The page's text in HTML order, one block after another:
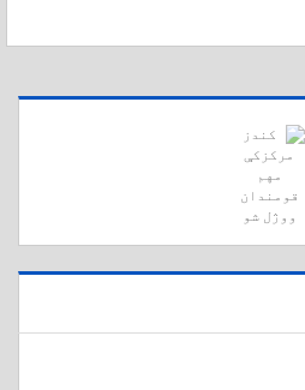
د واورو له امله تړل شوې